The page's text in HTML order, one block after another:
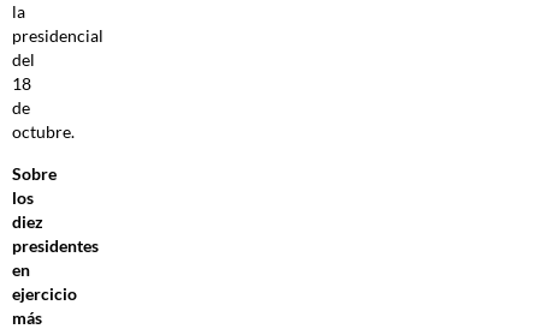
la
presidencial
del
18
de
octubre.
Sobre
los
diez
presidentes
en
ejercicio
más